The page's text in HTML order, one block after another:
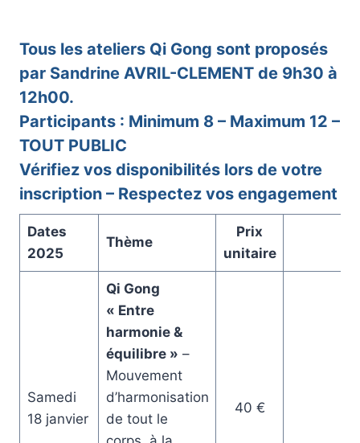
Tous les ateliers Qi Gong sont proposés
par Sandrine AVRIL-CLEMENT de 9h30 à
12h00.
Participants : Minimum 8 – Maximum 12 –
TOUT PUBLIC
Vérifiez vos disponibilités lors de votre
inscription – Respectez vos engagement
Dates
2025
Thème
Prix
unitaire
Samedi
18 janvier
Qi Gong
« Entre
harmonie &
équilibre » –
Mouvement
d’harmonisation
de tout le
40 €